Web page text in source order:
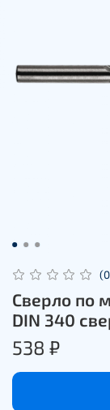
Сверлo по
DIN 340
538 ₽